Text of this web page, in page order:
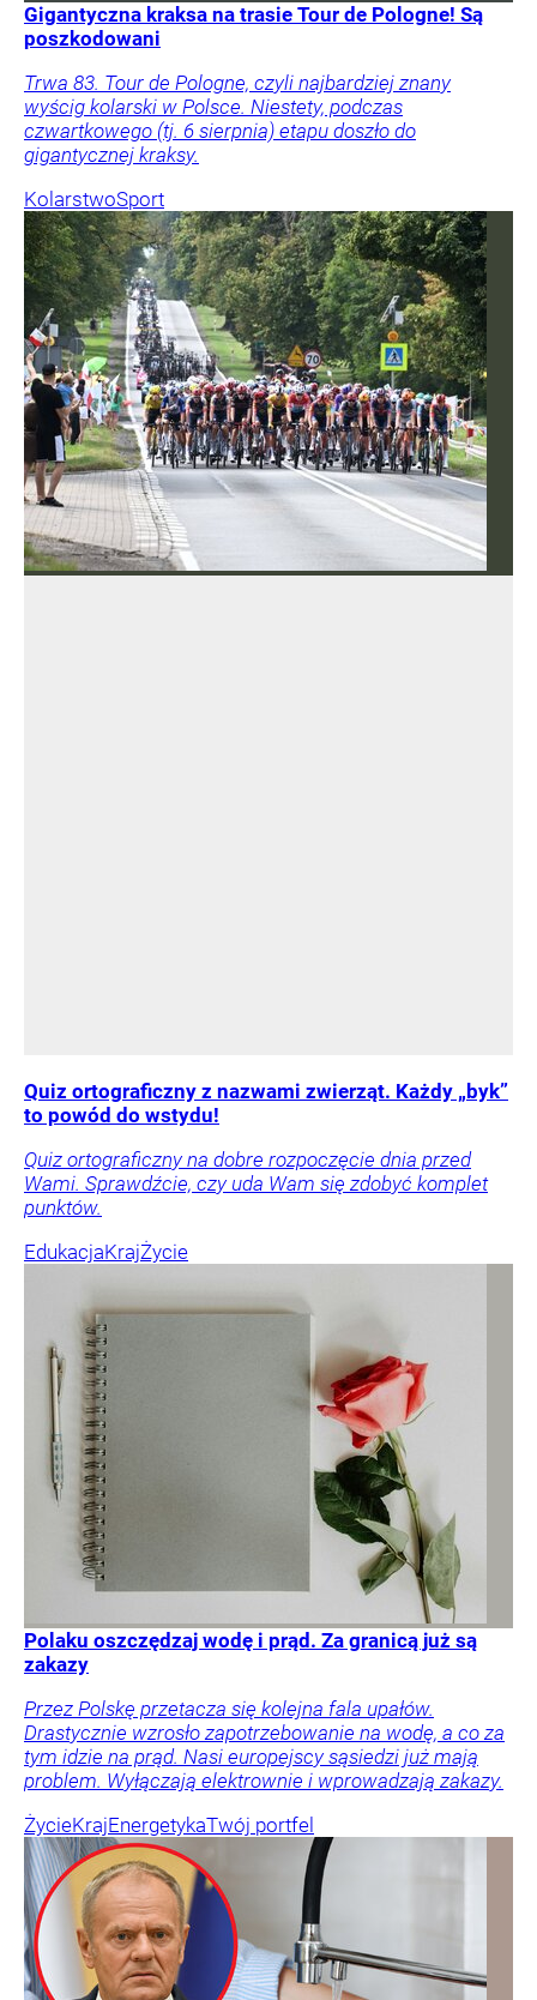
Gigantyczna kraksa na trasie Tour de Pologne! Są
poszkodowani
Trwa 83. Tour de Pologne, czyli najbardziej znany
wyścig kolarski w Polsce. Niestety, podczas
czwartkowego (tj. 6 sierpnia) etapu doszło do
gigantycznej kraksy.
KolarstwoSport
Quiz ortograficzny z nazwami zwierząt. Każdy „byk”
to powód do wstydu!
Quiz ortograficzny na dobre rozpoczęcie dnia przed
Wami. Sprawdźcie, czy uda Wam się zdobyć komplet
punktów.
EdukacjaKrajŻycie
Polaku oszczędzaj wodę i prąd. Za granicą już są
zakazy
Przez Polskę przetacza się kolejna fala upałów.
Drastycznie wzrosło zapotrzebowanie na wodę, a co za
tym idzie na prąd. Nasi europejscy sąsiedzi już mają
problem. Wyłączają elektrownie i wprowadzają zakazy.
ŻycieKrajEnergetykaTwój portfel